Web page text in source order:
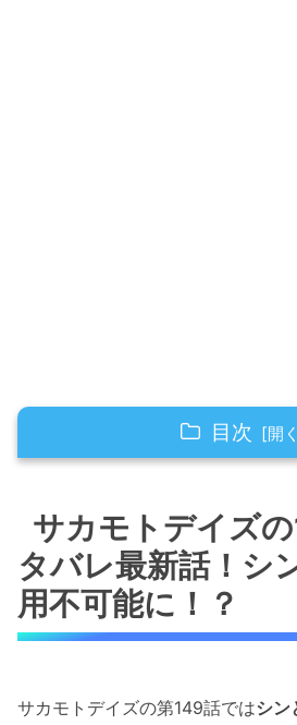
目次
ンの能力が使用不可能に！？
サカモトデイズの149話の
サキが早くも飽きる！？
サカモトデイズの149話のネ
サカモトデイズの149話のネ
サカモトデイズ
タバレ最新話！シ
用不可能に！？
サカモトデイズの第149話ではシン